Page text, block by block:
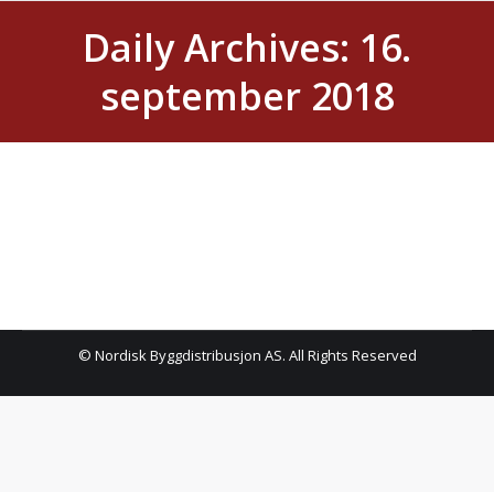
Daily Archives: 16.
september 2018
© Nordisk Byggdistribusjon AS. All Rights Reserved